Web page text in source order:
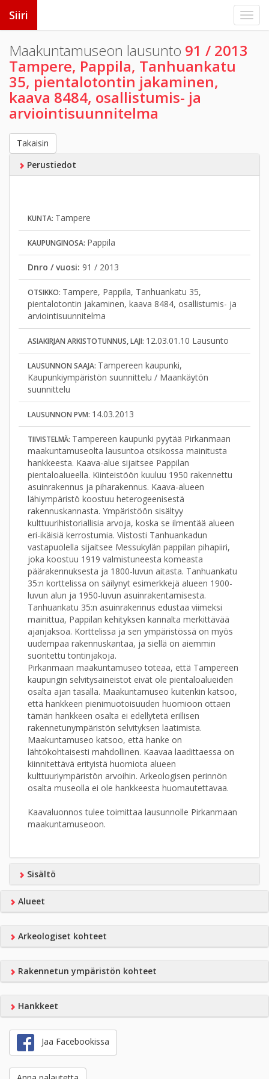
Siiri
Maakuntamuseon lausunto 91 / 2013
Tampere, Pappila, Tanhuankatu
35, pientalotontin jakaminen,
kaava 8484, osallistumis- ja
arviointisuunnitelma
Takaisin
Perustiedot
KUNTA: Tampere
KAUPUNGINOSA: Pappila
Dnro / vuosi: 91 / 2013
OTSIKKO: Tampere, Pappila, Tanhuankatu 35,
pientalotontin jakaminen, kaava 8484, osallistumis- ja
arviointisuunnitelma
ASIAKIRJAN ARKISTOTUNNUS, LAJI: 12.03.01.10 Lausunto
LAUSUNNON SAAJA: Tampereen kaupunki,
Kaupunkiympäristön suunnittelu / Maankäytön
suunnittelu
LAUSUNNON PVM: 14.03.2013
TIIVISTELMÄ: Tampereen kaupunki pyytää Pirkanmaan
maakuntamuseolta lausuntoa otsikossa mainitusta
hankkeesta. Kaava-alue sijaitsee Pappilan
pientaloalueella. Kiinteistöön kuuluu 1950 rakennettu
asuinrakennus ja piharakennus. Kaava-alueen
lähiympäristö koostuu heterogeenisestä
rakennuskannasta. Ympäristöön sisältyy
kulttuurihistoriallisia arvoja, koska se ilmentää alueen
eri-ikäisiä kerrostumia. Viistosti Tanhuankadun
vastapuolella sijaitsee Messukylän pappilan pihapiiri,
joka koostuu 1919 valmistuneesta komeasta
päärakennuksesta ja 1800-luvun aitasta. Tanhuankatu
35:n korttelissa on säilynyt esimerkkejä alueen 1900-
luvun alun ja 1950-luvun asuinrakentamisesta.
Tanhuankatu 35:n asuinrakennus edustaa viimeksi
mainittua, Pappilan kehityksen kannalta merkittävää
ajanjaksoa. Korttelissa ja sen ympäristössä on myös
uudempaa rakennuskantaa, ja siellä on aiemmin
suoritettu tontinjakoja.
Pirkanmaan maakuntamuseo toteaa, että Tampereen
kaupungin selvitysaineistot eivät ole pientaloalueiden
osalta ajan tasalla. Maakuntamuseo kuitenkin katsoo,
että hankkeen pienimuotoisuuden huomioon ottaen
tämän hankkeen osalta ei edellytetä erillisen
rakennetunympäristön selvityksen laatimista.
Maakuntamuseo katsoo, että hanke on
lähtökohtaisesti mahdollinen. Kaavaa laadittaessa on
kiinnitettävä erityistä huomiota alueen
kulttuuriympäristön arvoihin. Arkeologisen perinnön
osalta museolla ei ole hankkeesta huomautettavaa.
Kaavaluonnos tulee toimittaa lausunnolle Pirkanmaan
maakuntamuseoon.
Sisältö
Alueet
Arkeologiset kohteet
Rakennetun ympäristön kohteet
Hankkeet
Jaa Facebookissa